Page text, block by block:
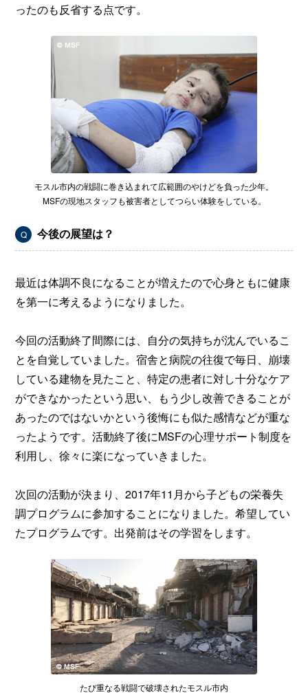
モスル市内の戦闘に巻き込まれて広範囲のやけどを負った少年。
MSFの現地スタッフも被害者としてつらい体験をしている。
ったのも反省する点です。
Q 今後の展望は？
たび重なる戦闘で破壊されたモスル市内
最近は体調不良になることが増えたので心身ともに健康
を第一に考えるようになりました。
今回の活動終了間際には、自分の気持ちが沈んでいるこ
とを自覚していました。宿舎と病院の往復で毎日、崩壊
している建物を見たこと、特定の患者に対し十分なケア
ができなかったという思い、もう少し改善できることが
あったのではないかという後悔にも似た感情などが重な
ったようです。活動終了後にMSFの心理サポート制度を
利用し、徐々に楽になっていきました。
次回の活動が決まり、2017年11月から子どもの栄養失
調プログラムに参加することになりました。希望してい
たプログラムです。出発前はその学習をします。